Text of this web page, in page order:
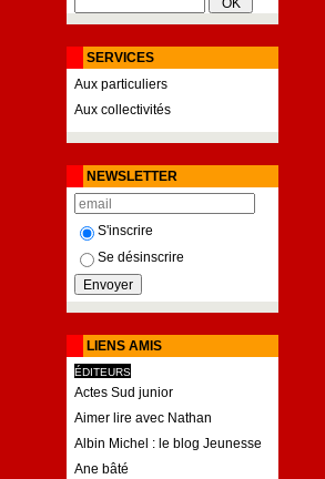
SERVICES
Aux particuliers
Aux collectivités
NEWSLETTER
S'inscrire
Se désinscrire
LIENS AMIS
ÉDITEURS
Actes Sud junior
Aimer lire avec Nathan
Albin Michel : le blog Jeunesse
Ane bâté